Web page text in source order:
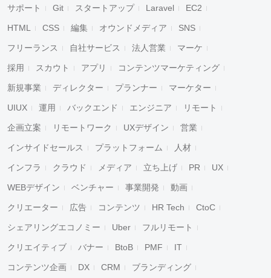
サポート Git スタートアップ Laravel EC2
HTML CSS 編集 オウンドメディア SNS
フリーランス 自社サービス 法人営業 マーケ
採用 スカウト アプリ コンテンツマーケティング
新規事業 ディレクター プランナー マーケター
UIUX 運用 バックエンド エンジニア リモート
企画立案 リモートワーク UXデザイン 営業
インサイドセールス プラットフォーム 人材
インフラ クラウド メディア 立ち上げ PR UX
WEBデザイン ベンチャー 事業開発 動画
クリエーター 広告 コンテンツ HR Tech CtoC
シェアリングエコノミー Uber フルリモート
クリエイティブ バナー BtoB PMF IT
コンテンツ企画 DX CRM ブランディング